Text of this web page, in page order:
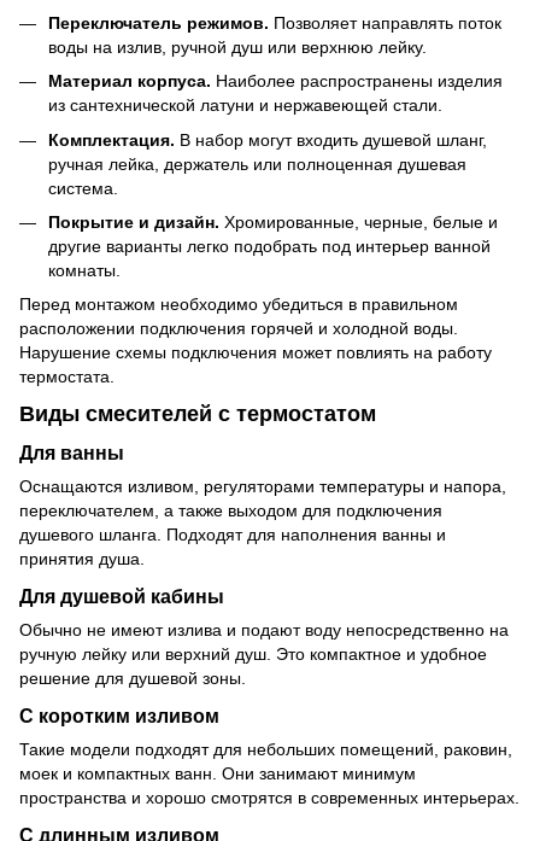
Переключатель режимов. Позволяет направлять поток
воды на излив, ручной душ или верхнюю лейку.
Материал корпуса. Наиболее распространены изделия
из сантехнической латуни и нержавеющей стали.
Комплектация. В набор могут входить душевой шланг,
ручная лейка, держатель или полноценная душевая
система.
Покрытие и дизайн. Хромированные, черные, белые и
другие варианты легко подобрать под интерьер ванной
комнаты.
Перед монтажом необходимо убедиться в правильном
расположении подключения горячей и холодной воды.
Нарушение схемы подключения может повлиять на работу
термостата.
Виды смесителей с термостатом
Для ванны
Оснащаются изливом, регуляторами температуры и напора,
переключателем, а также выходом для подключения
душевого шланга. Подходят для наполнения ванны и
принятия душа.
Для душевой кабины
Обычно не имеют излива и подают воду непосредственно на
ручную лейку или верхний душ. Это компактное и удобное
решение для душевой зоны.
С коротким изливом
Такие модели подходят для небольших помещений, раковин,
моек и компактных ванн. Они занимают минимум
пространства и хорошо смотрятся в современных интерьерах.
С длинным изливом